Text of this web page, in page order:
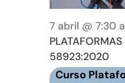
7 abril @ 7:30
58923:2020
Curso